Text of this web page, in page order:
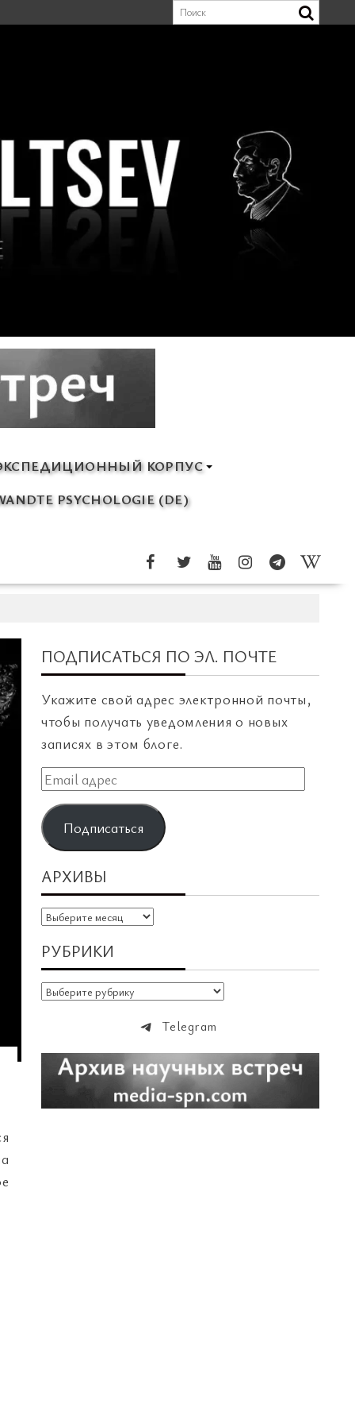
КОРПУС
PSYCHOLOGIE (DE)
ПОДПИСАТЬСЯ ПО ЭЛ. ПОЧТЕ
Укажите свой адрес электронной почты,
чтобы получать уведомления о новых
записях в этом блоге.
Email
адрес
Подписаться
АРХИВЫ
Архивы
РУБРИКИ
Рубрики
Telegram